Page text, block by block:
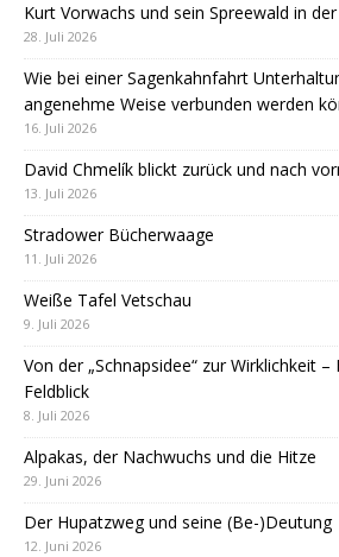
Kurt Vorwachs und sein Spreewald in
28. Juli 2026
Wie bei einer Sagenkahnfahrt
angenehme Weise verbunden werden
16. Juli 2026
David Chmelík blickt zurück und nach
13. Juli 2026
Stradower Bücherwaage
11. Juli 2026
Weiße Tafel Vetschau
9. Juli 2026
Von der „Schnapsidee“ zur Wirklichkeit
Feldblick
8. Juli 2026
Alpakas, der Nachwuchs und die Hitze
29. Juni 2026
Der Hupatzweg und seine (Be-)Deutung
12. Juni 2026